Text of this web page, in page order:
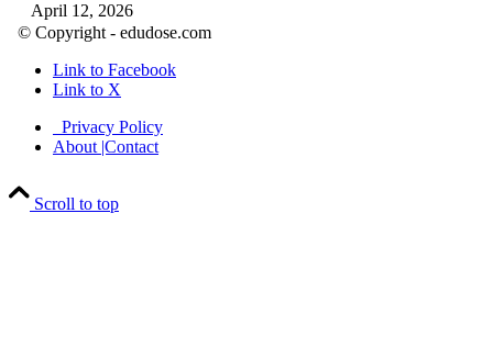
April 12, 2026
April 9, 2026
नासा का आर्टेमिस-2 मिशन: मनुष्य एक बार फिर से चंद्रमा के
पहुंचा
April 7, 2026
© Copyright - edudose.com
Link to Facebook
Link to X
Privacy Policy
About |Contact
Scroll to top